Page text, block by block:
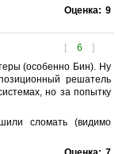
Оценка: 9
[ 6 ]
(особенно Бин). Ну
решатель
но за попытку
сломать (видимо